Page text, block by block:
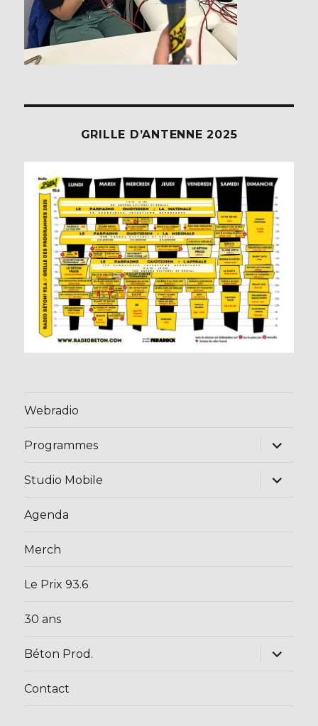
GRILLE D’ANTENNE 2025
Webradio
Programmes
ouvrir
menu
Studio Mobile
ouvrir
Agenda
Merch
Le Prix 93.6
30 ans
Béton Prod.
ouvrir
Contact